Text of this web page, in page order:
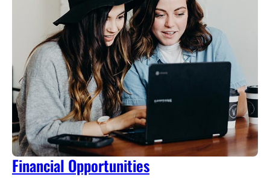
Financial Opportunities